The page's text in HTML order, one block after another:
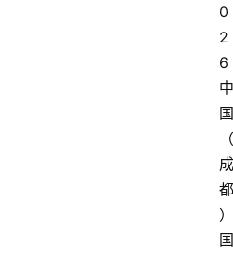
0
2
6
中
国
（
成
都
）
国